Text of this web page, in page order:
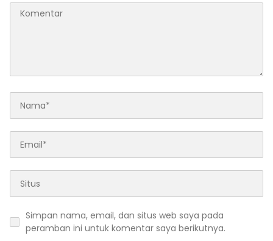
Simpan nama, email, dan situs web saya pada
peramban ini untuk komentar saya berikutnya.